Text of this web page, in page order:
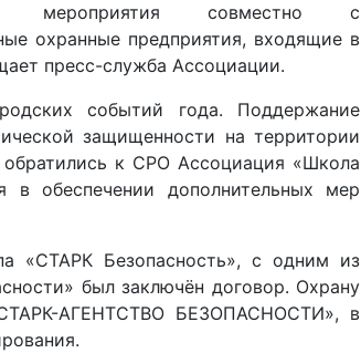
мероприятия совместно с
охранные предприятия, входящие в
пресс-служба Ассоциации.
событий года. Поддержание
защищенности на территории
обратились к СРО Ассоциация «Школа
в обеспечении дополнительных мер
«СТАРК Безопасность», с одним из
был заключён договор. Охрану
АГЕНТСТВО БЕЗОПАСНОСТИ», в